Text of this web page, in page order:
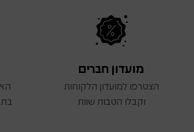
מועדון חברים
הצטרפו למועדון הלקוחות
וקבלו הטבות שוות